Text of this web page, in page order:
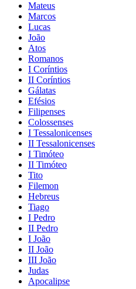
Mateus
Marcos
Lucas
João
Atos
Romanos
I Coríntios
II Coríntios
Gálatas
Efésios
Filipenses
Colossenses
I Tessalonicenses
II Tessalonicenses
I Timóteo
II Timóteo
Tito
Filemon
Hebreus
Tiago
I Pedro
II Pedro
I João
II João
III João
Judas
Apocalipse